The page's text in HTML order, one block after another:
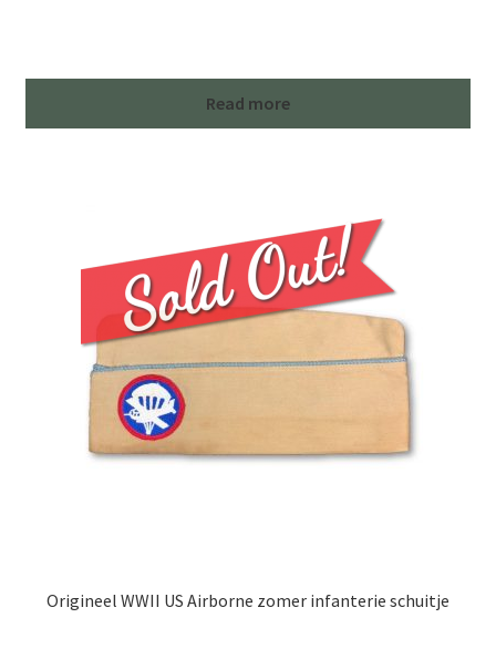
Read more
Origineel WWII US Airborne zomer infanterie schuitje